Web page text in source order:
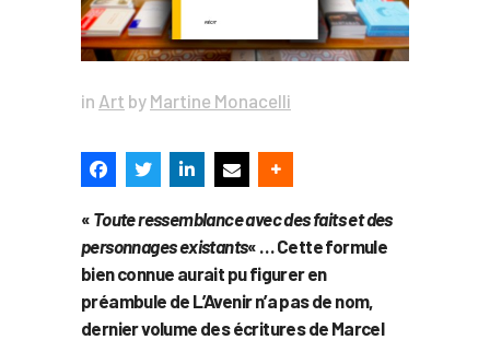
in Art by Martine Monacelli
« Toute ressemblance avec des faits et des
personnages existants« … Cette formule
bien connue aurait pu figurer en
préambule de L’Avenir n’a pas de nom,
dernier volume des écritures de Marcel